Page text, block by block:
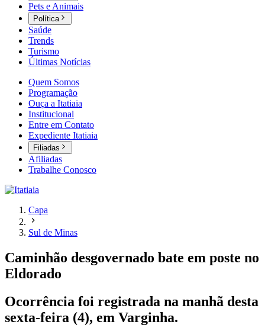
Pets e Animais
Política
Saúde
Trends
Turismo
Últimas Notícias
Quem Somos
Programação
Ouça a Itatiaia
Institucional
Entre em Contato
Expediente Itatiaia
Filiadas
Afiliadas
Trabalhe Conosco
Capa
Sul de Minas
Caminhão desgovernado bate em poste no
Eldorado
Ocorrência foi registrada na manhã desta
sexta-feira (4), em Varginha.